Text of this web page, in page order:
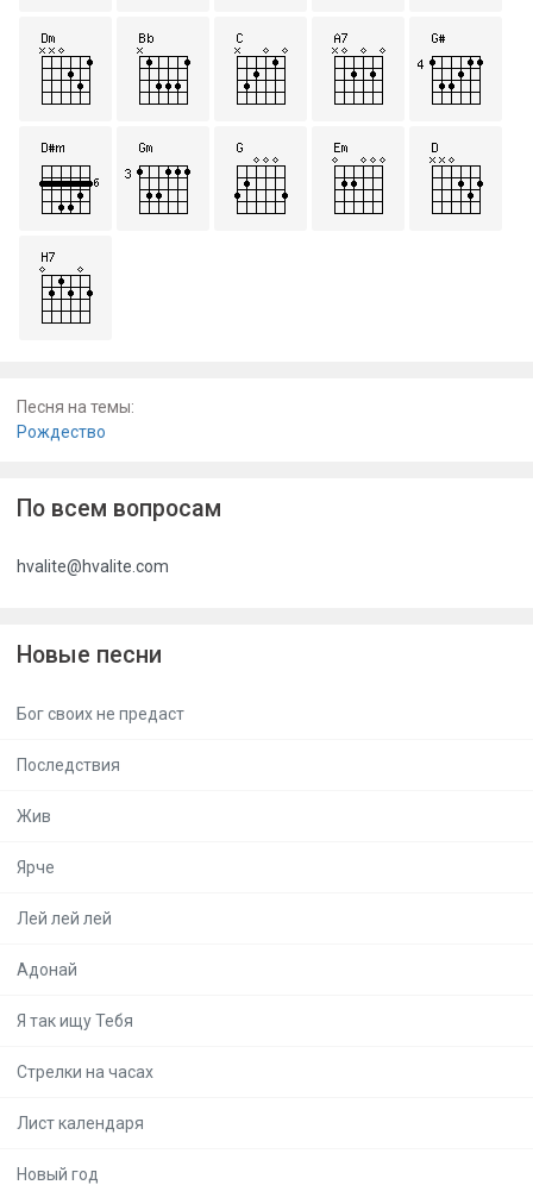
Песня на темы:
Рождество
По всем вопросам
hvalite@hvalite.com
Новые песни
Бог своих не предаст
Последствия
Жив
Ярче
Лей лей лей
Адонай
Я так ищу Тебя
Стрелки на часах
Лист календаря
Новый год